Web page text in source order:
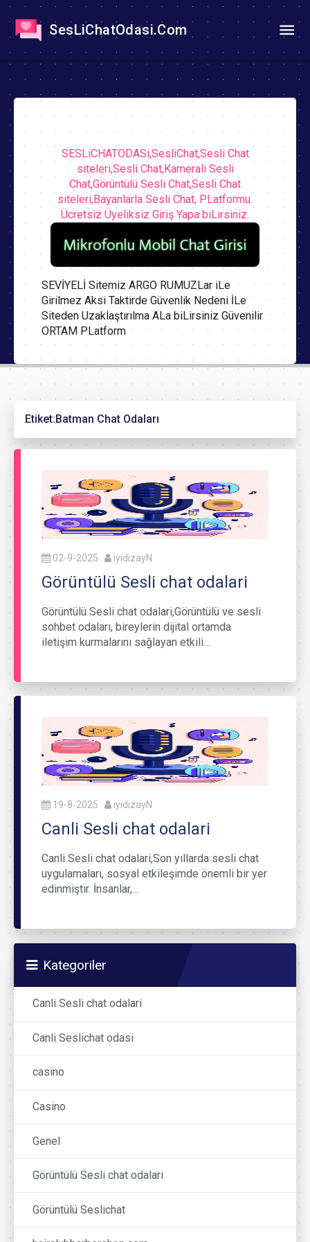
SesLiChatOdasi.Com
SESLiCHATODASi,SesliChat,Sesli Chat
siteleri,Sesli Chat,Kamerali Sesli
Chat,Görüntülü Sesli Chat,Sesli Chat
siteleri,Bayanlarla Sesli Chat, PLatformu.
Ücretsiz Üyeliksiz Giriş Yapa biLirsiniz.
SEVİYELİ Sitemiz ARGO RUMUZLar iLe
Girilmez Aksi Taktirde Güvenlik Nedeni İLe
Siteden Uzaklaştırılma ALa biLirsiniz Güvenilir
ORTAM PLatform
Etiket:Batman Chat Odaları
02-9-2025 iyidizayN
Görüntülü Sesli chat odalari
Görüntülü Sesli chat odalari,Görüntülü ve sesli
sohbet odaları, bireylerin dijital ortamda
iletişim kurmalarını sağlayan etkili…
19-8-2025 iyidizayN
Canli Sesli chat odalari
Canli Sesli chat odalari,Son yıllarda sesli chat
uygulamaları, sosyal etkileşimde önemli bir yer
edinmiştir. İnsanlar,…
Kategoriler
Canli Sesli chat odalari
Canli Seslichat odasi
casino
Casino
Genel
Görüntülü Sesli chat odalari
Görüntülü Seslichat